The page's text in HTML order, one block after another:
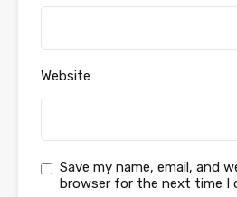
Website
Save my name, email, and
browser for the next time I